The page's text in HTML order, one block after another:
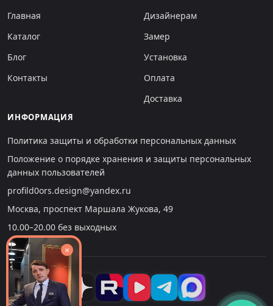
Главная
Каталог
Блог
Контакты
Дизайнерам
Замер
Установка
Оплата
Доставка
ИНФОРМАЦИЯ
Политика защиты и обработки персональных данных
Положение о порядке хранения и защиты персональных
данных пользователей
profild0ors.design@yandex.ru
Москва, проспект Маршала Жукова, 49
10.00–20.00 без выходных
×